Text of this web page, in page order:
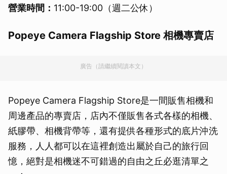
營業時間： 11:00-19:00（週二公休）
Popeye Camera Flagship Store 相機專賣店
廣告（請繼續閱讀本文）
Popeye Camera Flagship Store是一間販售相機和
周邊產品的專賣店，店內不僅販售各式各樣的相機、
紙膠帶、相機背帶等，還有提供各種形式的底片沖洗
服務，人人都可以在這裡創造出屬於自己的旅行回
憶，絕對是相機迷不可錯過的自由之丘必逛清單之